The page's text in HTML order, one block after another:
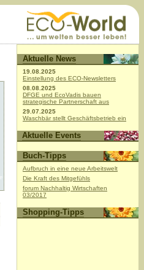
Aktuelle News
19.08.2025
Einstellung des ECO-Newsletters
08.08.2025
DFGE und EcoVadis bauen
strategische Partnerschaft aus
29.07.2025
Waschbär stellt Geschäftsbetrieb ein
Aktuelle Events
Buch-Tipps
Aufbruch in eine neue Arbeitswelt
Die Kraft des Mitgefühls
forum Nachhaltig Wirtschaften
03/2017
Shopping-Tipps